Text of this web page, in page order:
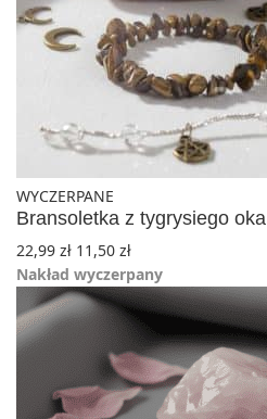
WYCZERPANE
Bransoletka z tygrysiego oka
22,99 zł 11,50 zł
Nakład wyczerpany